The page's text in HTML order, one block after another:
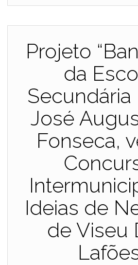
Projeto
da
Secundária
José
Fonseca,
Ideias de
de Viseu